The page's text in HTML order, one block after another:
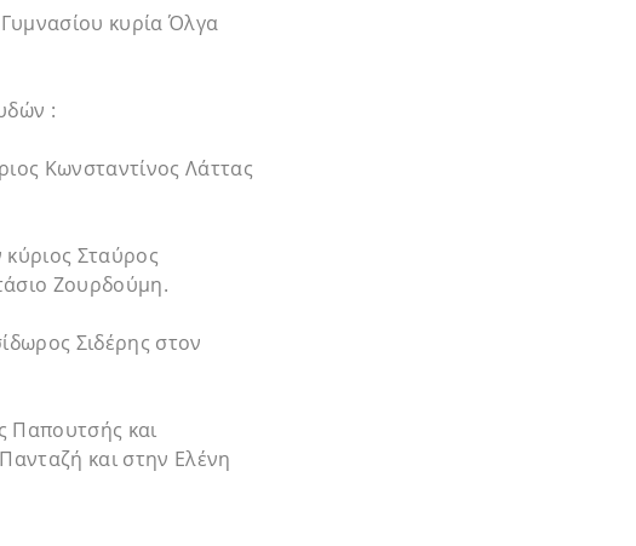
κυρία Όλγα
:
Κωνσταντίνος Λάττας
Σταύρος
Ζουρδούμη.
Σιδέρης στον
Παπουτσής και
και στην Ελένη